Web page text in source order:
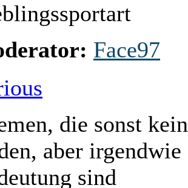
Face97
die sonst
aber irgendwie
sind